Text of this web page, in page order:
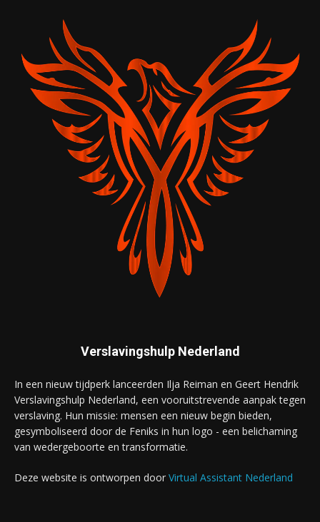
Verslavingshulp Nederland
In een nieuw tijdperk lanceerden Ilja Reiman en Geert Hendrik
Verslavingshulp Nederland, een vooruitstrevende aanpak tegen
verslaving. Hun missie: mensen een nieuw begin bieden,
gesymboliseerd door de Feniks in hun logo - een belichaming
van wedergeboorte en transformatie.
Deze website is ontworpen door Virtual Assistant Nederland